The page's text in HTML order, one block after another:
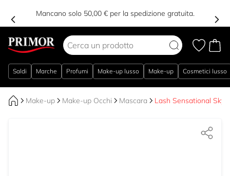
Mancano solo 50,00 € per la spedizione gratuita.
Saldi Marche Profumi Make-up lusso Make-up Cosmetici lusso
Make-up Make-up Occhi Mascara Lash Sensational Sky